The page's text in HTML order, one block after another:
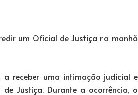
um Oficial de Justiça na manhã
a receber uma intimação judicial e
Justiça. Durante a ocorrência, o